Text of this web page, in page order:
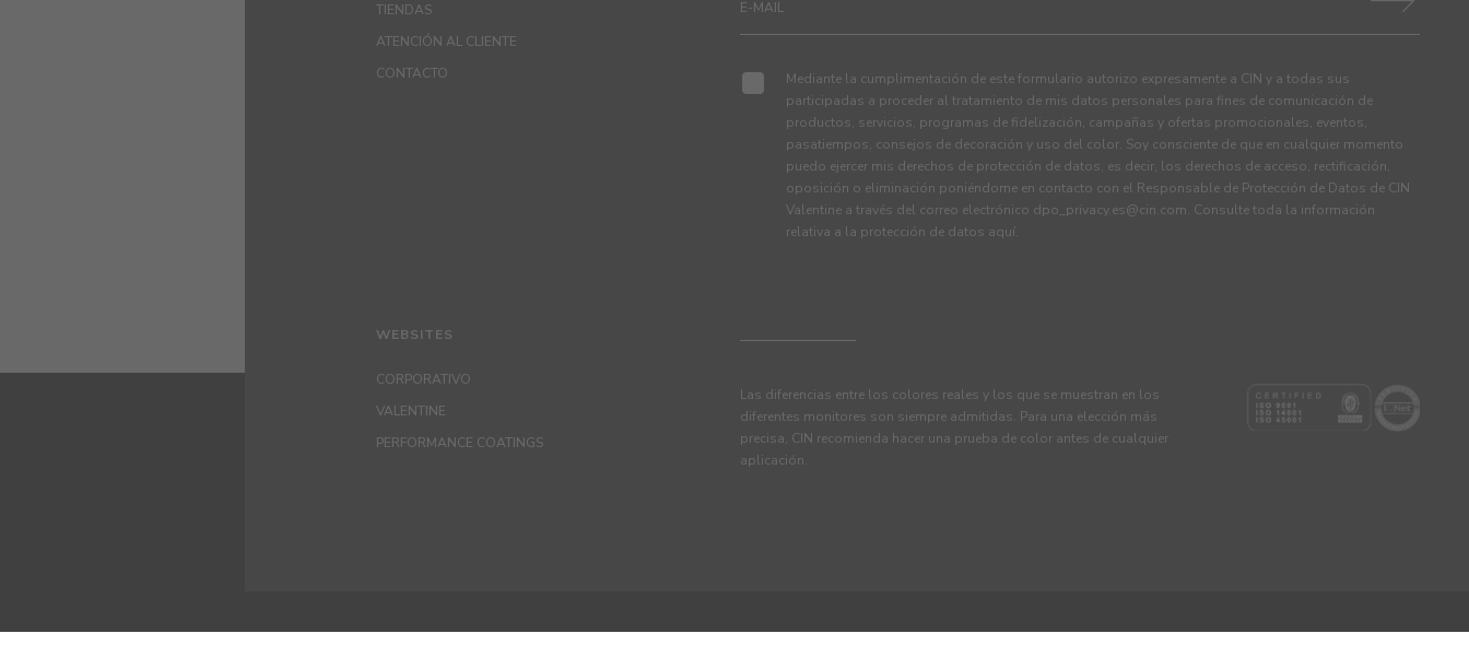
TIENDAS
ATENCIÓN AL CLIENTE
CONTACTO
Mediante la cumplimentación de este formulario autorizo expresamente a CIN y a todas sus
participadas a proceder al tratamiento de mis datos personales para fines de comunicación de
productos, servicios, programas de fidelización, campañas y ofertas promocionales, eventos,
pasatiempos, consejos de decoración y uso del color. Soy consciente de que en cualquier momento
puedo ejercer mis derechos de protección de datos, es decir, los derechos de acceso, rectificación,
oposición o eliminación poniéndome en contacto con el Responsable de Protección de Datos de CIN
Valentine a través del correo electrónico dpo_privacy.es@cin.com. Consulte toda la información
relativa a la protección de datos aquí.
WEBSITES
CORPORATIVO
VALENTINE
PERFORMANCE COATINGS
Las diferencias entre los colores reales y los que se muestran en los
diferentes monitores son siempre admitidas. Para una elección más
precisa, CIN recomienda hacer una prueba de color antes de cualquier
aplicación.